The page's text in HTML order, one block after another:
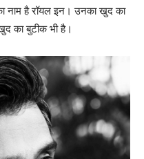
नाम है रॉयल इन। उनका खुद का
का बुटीक भी है।